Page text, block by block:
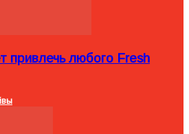
привлечь любого Fresh